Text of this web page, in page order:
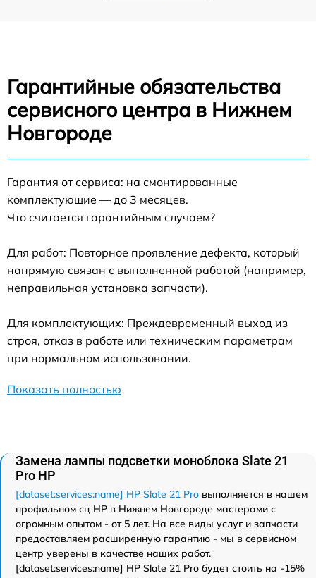
Гарантийные обязательства
сервисного центра в Нижнем
Новгороде
Гарантия от сервиса: на смонтированные
комплектующие — до 3 месяцев.
Что считается гарантийным случаем?
Для работ: Повторное проявление дефекта, который
напрямую связан с выполненной работой (например,
неправильная установка запчасти).
Для комплектующих: Преждевременный выход из
строя, отказ в работе или техническим параметрам
при нормальном использовании.
Показать полностью
Замена лампы подсветки моноблока Slate 21
Pro HP
[dataset:services:name] HP Slate 21 Pro выполняется в нашем
профильном сц HP в Нижнем Новгороде мастерами с
огромным опытом - от 5 лет. На все виды услуг и запчасти
предоставляем расширенную гарантию - мы в сервисном
центр уверены в качестве наших работ.
[dataset:services:name] HP Slate 21 Pro будет стоить на -15%